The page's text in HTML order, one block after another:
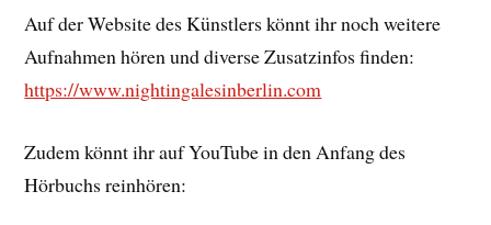
Auf der Website des Künstlers könnt ihr noch weitere
Aufnahmen hören und diverse Zusatzinfos finden:
https://www.nightingalesinberlin.com
Zudem könnt ihr auf YouTube in den Anfang des
Hörbuchs reinhören: